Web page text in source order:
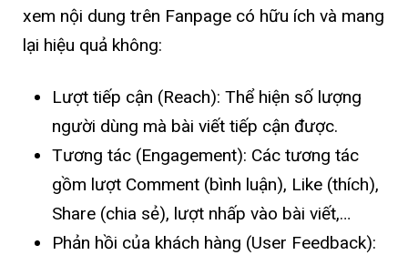
xem nội dung trên Fanpage có hữu ích và mang
lại hiệu quả không:
Lượt tiếp cận (Reach): Thể hiện số lượng
người dùng mà bài viết tiếp cận được.
Tương tác (Engagement): Các tương tác
gồm lượt Comment (bình luận), Like (thích),
Share (chia sẻ), lượt nhấp vào bài viết,…
Phản hồi của khách hàng (User Feedback):